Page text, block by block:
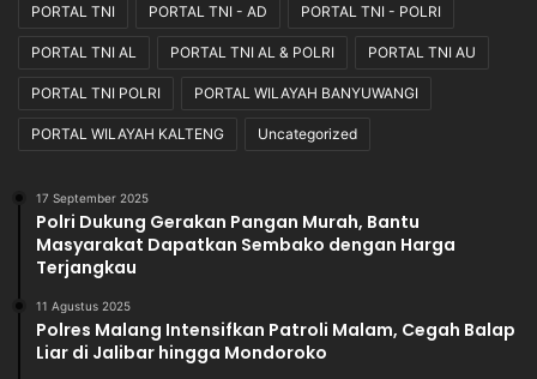
PORTAL TNI PORTAL TNI - AD PORTAL TNI - POLRI
PORTAL TNI AL PORTAL TNI AL & POLRI PORTAL TNI AU
PORTAL TNI POLRI PORTAL WILAYAH BANYUWANGI
PORTAL WILAYAH KALTENG Uncategorized
17 September 2025
Polri Dukung Gerakan Pangan Murah, Bantu
Masyarakat Dapatkan Sembako dengan Harga
Terjangkau
11 Agustus 2025
Polres Malang Intensifkan Patroli Malam, Cegah Balap
Liar di Jalibar hingga Mondoroko